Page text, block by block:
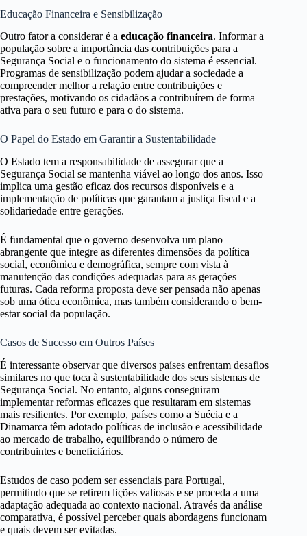
Educação Financeira e Sensibilização
Outro fator a considerar é a educação financeira. Informar a
população sobre a importância das contribuições para a
Segurança Social e o funcionamento do sistema é essencial.
Programas de sensibilização podem ajudar a sociedade a
compreender melhor a relação entre contribuições e
prestações, motivando os cidadãos a contribuírem de forma
ativa para o seu futuro e para o do sistema.
O Papel do Estado em Garantir a Sustentabilidade
O Estado tem a responsabilidade de assegurar que a
Segurança Social se mantenha viável ao longo dos anos. Isso
implica uma gestão eficaz dos recursos disponíveis e a
implementação de políticas que garantam a justiça fiscal e a
solidariedade entre gerações.
É fundamental que o governo desenvolva um plano
abrangente que integre as diferentes dimensões da política
social, econômica e demográfica, sempre com vista à
manutenção das condições adequadas para as gerações
futuras. Cada reforma proposta deve ser pensada não apenas
sob uma ótica econômica, mas também considerando o bem-
estar social da população.
Casos de Sucesso em Outros Países
É interessante observar que diversos países enfrentam desafios
similares no que toca à sustentabilidade dos seus sistemas de
Segurança Social. No entanto, alguns conseguiram
implementar reformas eficazes que resultaram em sistemas
mais resilientes. Por exemplo, países como a Suécia e a
Dinamarca têm adotado políticas de inclusão e acessibilidade
ao mercado de trabalho, equilibrando o número de
contribuintes e beneficiários.
Estudos de caso podem ser essenciais para Portugal,
permitindo que se retirem lições valiosas e se proceda a uma
adaptação adequada ao contexto nacional. Através da análise
comparativa, é possível perceber quais abordagens funcionam
e quais devem ser evitadas.